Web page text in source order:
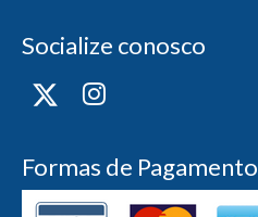
Socialize conosco
Formas de Pagamento